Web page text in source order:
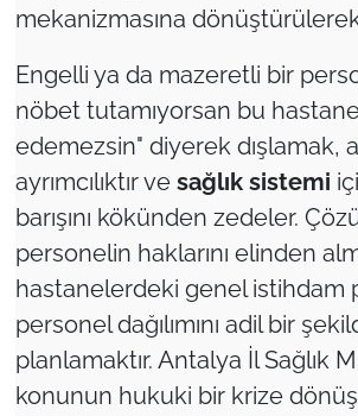
mekanizmasına
Engelli ya da mazeretli bir
nöbet tutamıyorsan bu
edemezsin" diyerek dışlamak,
ayrımcılıktır ve sağlık sistemi
barışını kökünden zedeler.
personelin haklarını elinden
hastanelerdeki genel istihdam
personel dağılımını adil bir
planlamaktır. Antalya İl Sağlık
konunun hukuki bir krize